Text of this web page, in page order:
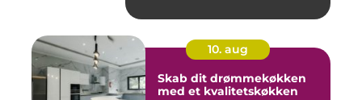
10. aug
Skab dit drømmekøkken
med et kvalitetskøkken